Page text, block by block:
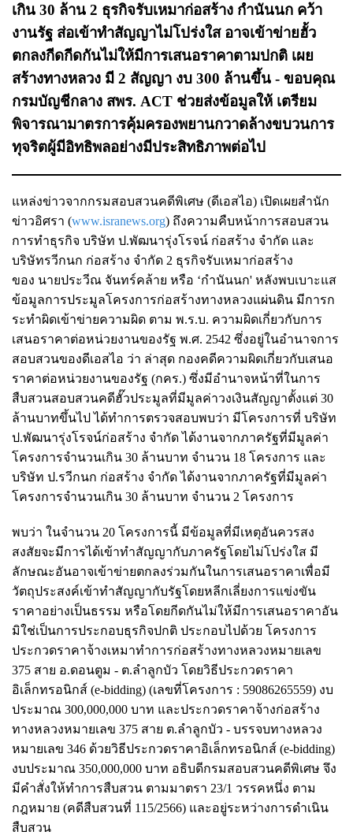
เกิน 30 ล้าน 2 ธุรกิจรับเหมาก่อสร้าง กำนันนก คว้า
งานรัฐ ส่อเข้าทำสัญญาไม่โปร่งใส อาจเข้าข่ายฮั้ว
ตกลงกีดกีดกันไม่ให้มีการเสนอราคาตามปกติ เผย
สร้างทางหลวง มี 2 สัญญา งบ 300 ล้านขึ้น - ขอบคุณ
กรมบัญชีกลาง สพร. ACT ช่วยส่งข้อมูลให้ เตรียม
พิจารณามาตรการคุ้มครองพยานกวาดล้างขบวนการ
ทุจริตผู้มีอิทธิพลอย่างมีประสิทธิภาพต่อไป
แหล่งข่าวจากกรมสอบสวนคดีพิเศษ (ดีเอสไอ) เปิดเผยสำนัก
ข่าวอิศรา (www.isranews.org) ถึงความคืบหน้าการสอบสวน
การทำธุรกิจ บริษัท ป.พัฒนารุ่งโรจน์ ก่อสร้าง จำกัด และ
บริษัทรวีกนก ก่อสร้าง จำกัด 2 ธุรกิจรับเหมาก่อสร้าง
ของ นายประวีณ จันทร์คล้าย หรือ ‘กำนันนก' หลังพบเบาะแส
ข้อมูลการประมูลโครงการก่อสร้างทางหลวงแผ่นดิน มีการก
ระทำผิดเข้าข่ายความผิด ตาม พ.ร.บ. ความผิดเกี่ยวกับการ
เสนอราคาต่อหน่วยงานของรัฐ พ.ศ. 2542 ซึ่งอยู่ในอำนาจการ
สอบสวนของดีเอสไอ ว่า ล่าสุด กองคดีความผิดเกี่ยวกับเสนอ
ราคาต่อหน่วยงานของรัฐ (กคร.) ซึ่งมีอำนาจหน้าที่ในการ
สืบสวนสอบสวนคดีฮั๊วประมูลที่มีมูลค่าวงเงินสัญญาตั้งแต่ 30
ล้านบาทขึ้นไป ได้ทำการตรวจสอบพบว่า มีโครงการที่ บริษัท
ป.พัฒนารุ่งโรจน์ก่อสร้าง จำกัด ได้งานจากภาครัฐที่มีมูลค่า
โครงการจำนวนเกิน 30 ล้านบาท จำนวน 18 โครงการ และ
บริษัท ป.รวีกนก ก่อสร้าง จำกัด ได้งานจากภาครัฐที่มีมูลค่า
โครงการจำนวนเกิน 30 ล้านบาท จำนวน 2 โครงการ
พบว่า ในจำนวน 20 โครงการนี้ มีข้อมูลที่มีเหตุอันควรสง
สงสัยจะมีการได้เข้าทำสัญญากับภาครัฐโดยไม่โปร่งใส มี
ลักษณะอันอาจเข้าข่ายตกลงร่วมกันในการเสนอราคาเพื่อมี
วัตถุประสงค์เข้าทำสัญญากับรัฐโดยหลีกเลี่ยงการแข่งขัน
ราคาอย่างเป็นธรรม หรือโดยกีดกันไม่ให้มีการเสนอราคาอัน
มิใช่เป็นการประกอบธุรกิจปกติ ประกอบไปด้วย โครงการ
ประกวดราคาจ้างเหมาทำการก่อสร้างทางหลวงหมายเลข
375 สาย อ.ดอนตูม - ต.ลำลูกบัว โดยวิธีประกวดราคา
อิเล็กทรอนิกส์ (e-bidding) (เลขที่โครงการ : 59086265559) งบ
ประมาณ 300,000,000 บาท และประกวดราคาจ้างก่อสร้าง
ทางหลวงหมายเลข 375 สาย ต.ลำลูกบัว - บรรจบทางหลวง
หมายเลข 346 ด้วยวิธีประกวดราคาอิเล็กทรอนิกส์ (e-bidding)
งบประมาณ 350,000,000 บาท อธิบดีกรมสอบสวนคดีพิเศษ จึง
มีคำสั่งให้ทำการสืบสวน ตามมาตรา 23/1 วรรคหนึ่ง ตาม
กฎหมาย (คดีสืบสวนที่ 115/2566) และอยู่ระหว่างการดำเนิน
สืบสวน